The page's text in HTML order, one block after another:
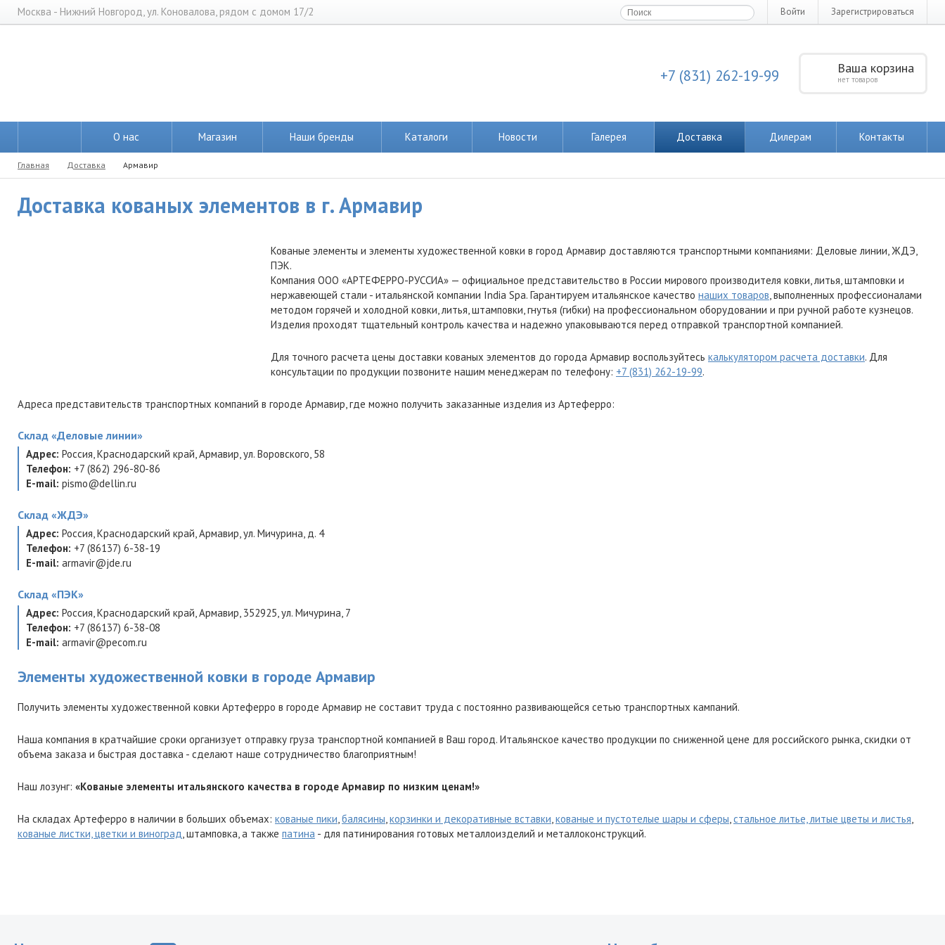
Москва - Нижний Новгород, ул. Коновалова, рядом с домом 17/2 Войти Зарегистрироваться
Ваша корзина
нет товаров
+7 (831) 262-19-99
О нас Магазин Наши бренды Каталоги Новости Галерея Доставка Дилерам Контакты
Главная Доставка Армавир
Доставка кованых элементов в г. Армавир
Кованые элементы и элементы художественной ковки в город Армавир доставляются транспортными компаниями: Деловые линии, ЖДЭ,
ПЭК.
Компания ООО «АРТЕФЕРРО-РУССИА» — официальное представительство в России мирового производителя ковки, литья, штамповки и
нержавеющей стали - итальянской компании India Spa. Гарантируем итальянское качество наших товаров, выполненных профессионалами
методом горячей и холодной ковки, литья, штамповки, гнутья (гибки) на профессиональном оборудовании и при ручной работе кузнецов.
Изделия проходят тщательный контроль качества и надежно упаковываются перед отправкой транспортной компанией.
Для точного расчета цены доставки кованых элементов до города Армавир воспользуйтесь калькулятором расчета доставки. Для
консультации по продукции позвоните нашим менеджерам по телефону: +7 (831) 262-19-99.
Адреса представительств транспортных компаний в городе Армавир, где можно получить заказанные изделия из Артеферро:
Склад «Деловые линии»
Адрес: Россия,Краснодарский край,Армавир,ул. Воровского, 58
Телефон: +7 (862) 296-80-86
E-mail: pismo@dellin.ru
Склад «ЖДЭ»
Адрес: Россия,Краснодарский край,Армавир,ул. Мичурина, д. 4
Телефон: +7 (86137) 6-38-19
E-mail: armavir@jde.ru
Склад «ПЭК»
Адрес: Россия,Краснодарский край,Армавир, 352925,ул. Мичурина, 7
Телефон: +7 (86137) 6-38-08
E-mail: armavir@pecom.ru
Элементы художественной ковки в городе Армавир
Получить элементы художественной ковки Артеферро в городе Армавир не составит труда с постоянно развивающейся сетью транспортных кампаний.
Наша компания в кратчайшие сроки организует отправку груза транспортной компанией в Ваш город. Итальянское качество продукции по сниженной цене для российского рынка, скидки от
объема заказа и быстрая доставка - сделают наше сотрудничество благоприятным!
Наш лозунг: «Кованые элементы итальянского качества в городе Армавир по низким ценам!»
На складах Артеферро в наличии в больших объемах: кованые пики,балясины,корзинки и декоративные вставки,кованые и пустотелые шары и сферы,стальное литье, литые цветы и листья,
кованые листки, цветки и виноград, штамповка, а также патина - для патинирования готовых металлоизделий и металлоконструкций.